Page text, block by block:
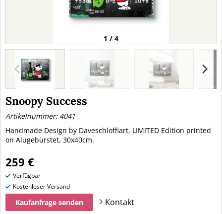
1 / 4
Snoopy Success
Artikelnummer: 4041
Handmade Design by Daveschloffiart, LIMITED Edition printed
on Alugebürstet, 30x40cm.
259 €
Verfügbar
Kostenloser Versand
Kaufanfrage senden Kontakt